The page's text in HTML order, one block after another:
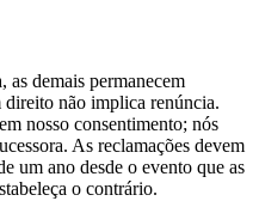
as demais permanecem
não implica renúncia.
nosso consentimento; nós
As reclamações devem
um ano desde o evento que as
o contrário.